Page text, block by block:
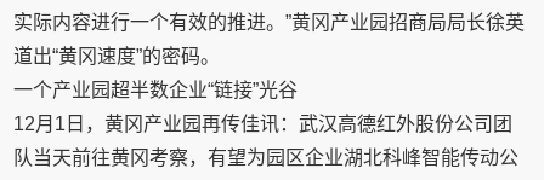
实际内容进行一个有效的推进。”黄冈产业园招商局局长徐英
道出“黄冈速度”的密码。
一个产业园超半数企业“链接”光谷
12月1日，黄冈产业园再传佳讯：武汉高德红外股份公司团
队当天前往黄冈考察，有望为园区企业湖北科峰智能传动公